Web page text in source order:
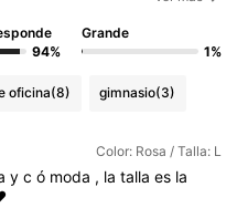
94%
Grande
1%
oficina(8) gimnasio(3)
Color: Rosa / Talla: L
y c ó moda , la talla es la